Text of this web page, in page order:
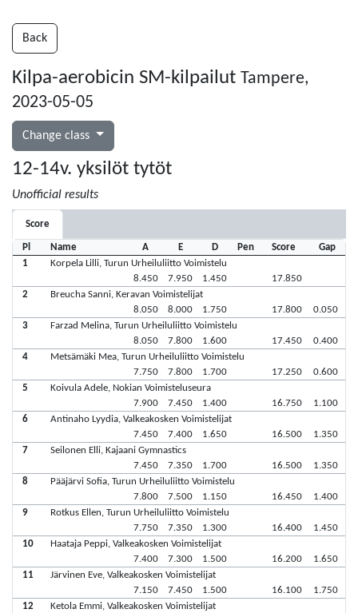
Back
Kilpa-aerobicin SM-kilpailut Tampere,
2023-05-05
Change class
12-14v. yksilöt tytöt
Unofficial results
Score
Pl Name A E D Pen Score
Gap
1
Korpela Lilli, Turun Urheiluliitto Voimistelu
8.450
7.950 1.450
17.850
2
Breucha Sanni, Keravan Voimistelijat
8.050
8.000 1.750 17.800
0.050
3
Farzad Melina, Turun Urheiluliitto Voimistelu
8.050
7.800 1.600 17.450
0.400
4
Metsämäki Mea, Turun Urheiluliitto Voimistelu
7.750
7.800 1.700 17.250
0.600
5
Koivula Adele, Nokian Voimisteluseura
7.900
7.450 1.400 16.750
1.100
6
Antinaho Lyydia, Valkeakosken Voimistelijat
7.450
7.400 1.650 16.500
1.350
7
Seilonen Elli, Kajaani Gymnastics
7.450
7.350 1.700 16.500
1.350
8
Pääjärvi Sofia, Turun Urheiluliitto Voimistelu
7.800
7.500 1.150 16.450
1.400
9
Rotkus Ellen, Turun Urheiluliitto Voimistelu
7.750
7.350 1.300 16.400
1.450
10
Haataja Peppi, Valkeakosken Voimistelijat
7.400
7.300 1.500 16.200
1.650
11
Järvinen Eve, Valkeakosken Voimistelijat
7.150
7.450 1.500 16.100
1.750
12
Ketola Emmi, Valkeakosken Voimistelijat